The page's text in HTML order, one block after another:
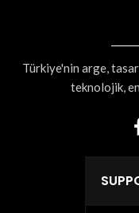
Türkiye'nin arge,
teknolojik,